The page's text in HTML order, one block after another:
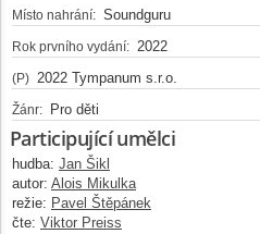
Místo nahrání: Soundguru
Rok prvního vydání: 2022
(P) 2022 Tympanum s.r.o.
Žánr: Pro děti
Participující umělci
hudba: Jan Šikl
autor: Alois Mikulka
režie: Pavel Štěpánek
čte: Viktor Preiss